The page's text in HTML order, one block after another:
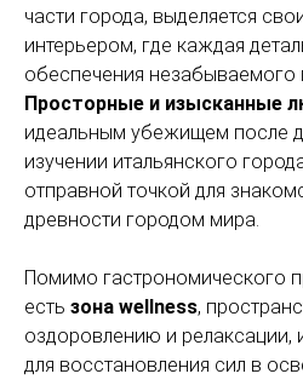
части города, выделяется
интерьером, где каждая
обеспечения незабываемого
Просторные и изысканные
идеальным убежищем после
изучении итальянского
отправной точкой для
древности городом мира.
Помимо гастрономического
есть зона wellness,
оздоровлению и релаксации,
для восстановления сил в